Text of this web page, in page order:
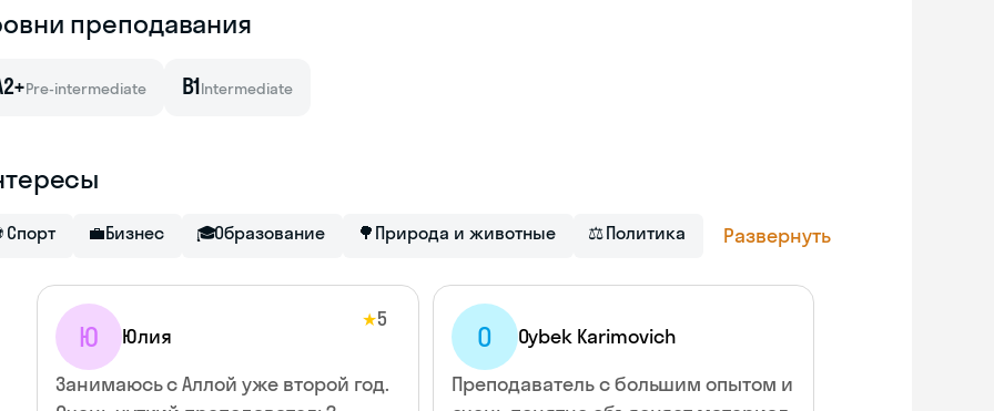
преподавания
Pre-intermediate B1Intermediate
Спорт 💼Бизнес 🎓Образование 🌳 Природа и животные ⚖Политика Развернуть
Ю Юлия
★5
Занимаюсь с Аллой уже второй год.
O
Oybek Karimovich
Преподаватель с большим опытом и